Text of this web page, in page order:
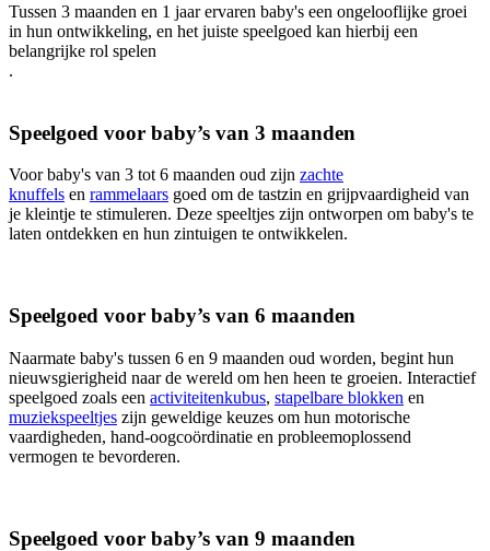
Tussen 3 maanden en 1 jaar ervaren baby's een ongelooflijke groei
in hun ontwikkeling, en het juiste speelgoed kan hierbij een
belangrijke rol spelen
.
Speelgoed voor baby’s van 3 maanden
Voor baby's van 3 tot 6 maanden oud zijn zachte
knuffels en rammelaars goed om de tastzin en grijpvaardigheid van
je kleintje te stimuleren. Deze speeltjes zijn ontworpen om baby's te
laten ontdekken en hun zintuigen te ontwikkelen.
Speelgoed voor baby’s van 6 maanden
Naarmate baby's tussen 6 en 9 maanden oud worden, begint hun
nieuwsgierigheid naar de wereld om hen heen te groeien. Interactief
speelgoed zoals een activiteitenkubus, stapelbare blokken en
muziekspeeltjes zijn geweldige keuzes om hun motorische
vaardigheden, hand-oogcoördinatie en probleemoplossend
vermogen te bevorderen.
Speelgoed voor baby’s van 9 maanden